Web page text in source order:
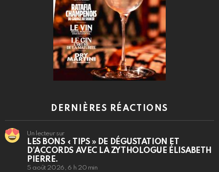
DERNIÈRES RÉACTIONS
Un lecteur sur
LES BONS « TIPS » DE DÉGUSTATION ET
D’ACCORDS AVEC LA ZYTHOLOGUE ÉLISABETH
PIERRE.
5 août 2026, 6 h 20 min